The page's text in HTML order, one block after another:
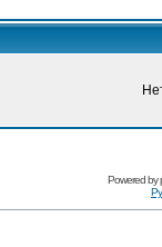
Powered by